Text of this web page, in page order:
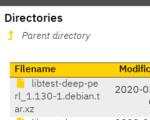
Directories
Parent directory
Filename
libtest-deep-pe
rl_1.130-1.debian.t
ar.xz
2020-